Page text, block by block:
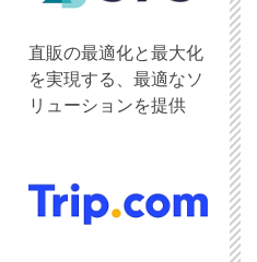
直販の最適化と最大化
を実現する、最適なソ
リューションを提供